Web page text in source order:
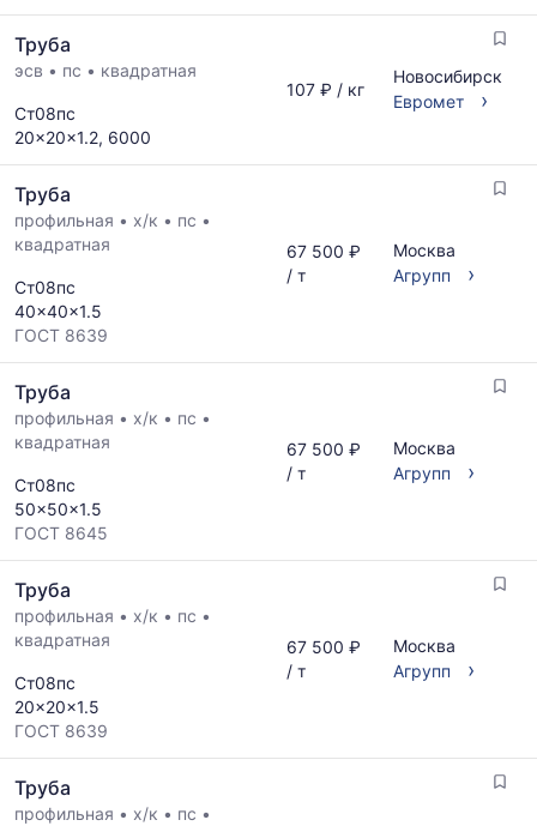
Труба
эсв • пс • квадратная
Ст08пс
20x20x1.2, 6000
107 ₽ / кг
Новосибирск
Евромет
›
Труба
профильная • х/к • пс •
квадратная
Ст08пс
40x40x1.5
ГОСТ 8639
67 500 ₽
/ т
Москва
Агрупп
›
Труба
профильная • х/к • пс •
квадратная
Ст08пс
50x50x1.5
ГОСТ 8645
67 500 ₽
/ т
Москва
Агрупп
›
Труба
профильная • х/к • пс •
квадратная
Ст08пс
20x20x1.5
ГОСТ 8639
67 500 ₽
/ т
Москва
Агрупп
›
Труба
профильная • х/к • пс •